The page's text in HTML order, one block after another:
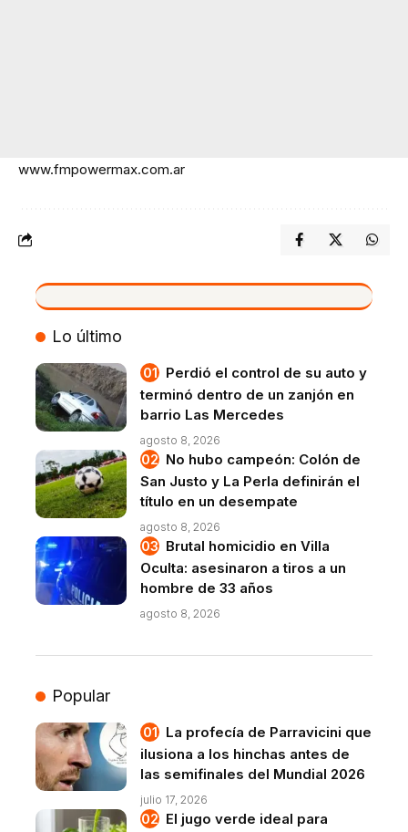
www.fmpowermax.com.ar
VIVO
Lo último
Perdió el control de su auto y
terminó dentro de un zanjón en
barrio Las Mercedes
agosto 8, 2026
No hubo campeón: Colón de
San Justo y La Perla definirán el
título en un desempate
agosto 8, 2026
Brutal homicidio en Villa
Oculta: asesinaron a tiros a un
hombre de 33 años
agosto 8, 2026
Popular
La profecía de Parravicini que
ilusiona a los hinchas antes de
las semifinales del Mundial 2026
julio 17, 2026
El jugo verde ideal para